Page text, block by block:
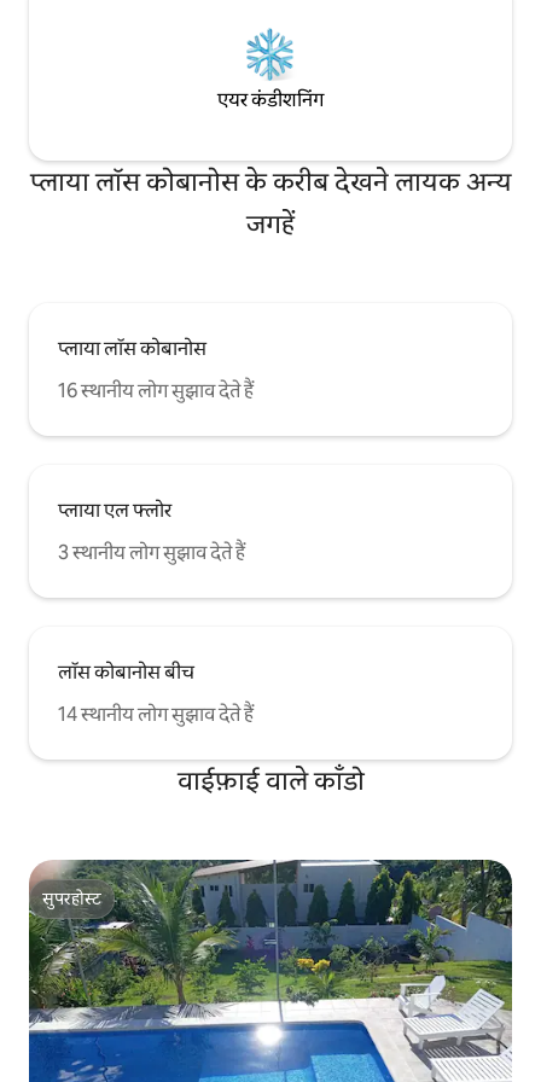
एयर कंडीशनिंग
प्लाया लॉस कोबानोस के करीब देखने लायक अन्य
जगहें
प्लाया लॉस कोबानोस
16 स्थानीय लोग सुझाव देते हैं
प्लाया एल फ्लोर
3 स्थानीय लोग सुझाव देते हैं
लॉस कोबानोस बीच
14 स्थानीय लोग सुझाव देते हैं
वाईफ़ाई वाले काँडो
सुपरहोस्ट
सुपरहोस्ट